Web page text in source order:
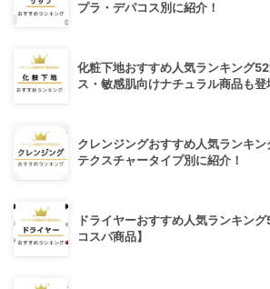
プラ・デパコス別に紹介！
化粧下地おすすめ人気ランキング
ス・敏感肌向けナチュラル商品も登
クレンジングおすすめ人気ランキ
テクスチャータイプ別に紹介！
ドライヤーおすすめ人気ランキン
コスパ商品】